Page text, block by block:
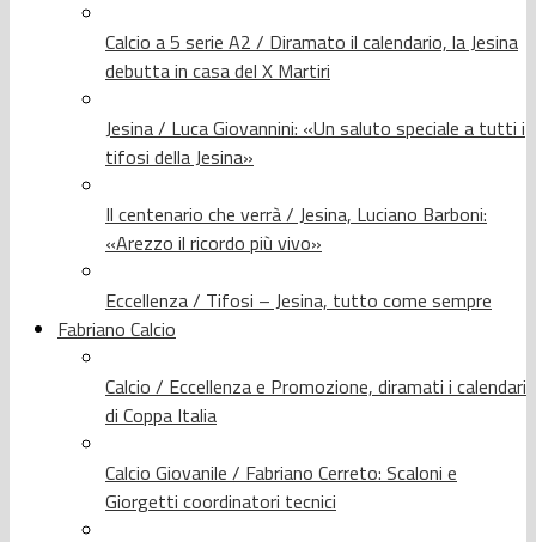
Calcio a 5 serie A2 / Diramato il calendario, la Jesina
debutta in casa del X Martiri
Jesina / Luca Giovannini: «Un saluto speciale a tutti i
tifosi della Jesina»
Il centenario che verrà / Jesina, Luciano Barboni:
«Arezzo il ricordo più vivo»
Eccellenza / Tifosi – Jesina, tutto come sempre
Fabriano Calcio
Calcio / Eccellenza e Promozione, diramati i calendari
di Coppa Italia
Calcio Giovanile / Fabriano Cerreto: Scaloni e
Giorgetti coordinatori tecnici